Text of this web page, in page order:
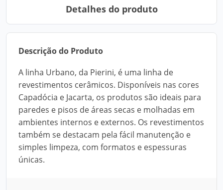
Detalhes do produto
Descrição do Produto
A linha Urbano, da Pierini, é uma linha de
revestimentos cerâmicos. Disponíveis nas cores
Capadócia e Jacarta, os produtos são ideais para
paredes e pisos de áreas secas e molhadas em
ambientes internos e externos. Os revestimentos
também se destacam pela fácil manutenção e
simples limpeza, com formatos e espessuras
únicas.